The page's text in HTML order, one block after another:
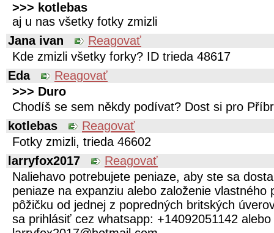
>>> kotlebas
aj u nas všetky fotky zmizli
Jana ivan
Reagovať
Kde zmizli všetky forky? ID trieda 48617
Eda
Reagovať
>>> Duro
Chodíš se sem někdy podívat? Dost si pro
kotlebas
Reagovať
Fotky zmizli, trieda 46602
larryfox2017
Reagovať
Naliehavo potrebujete peniaze, aby ste sa
peniaze na expanziu alebo založenie vlastného
pôžičku od jednej z popredných britských
sa prihlásiť cez whatsapp: +14092051142